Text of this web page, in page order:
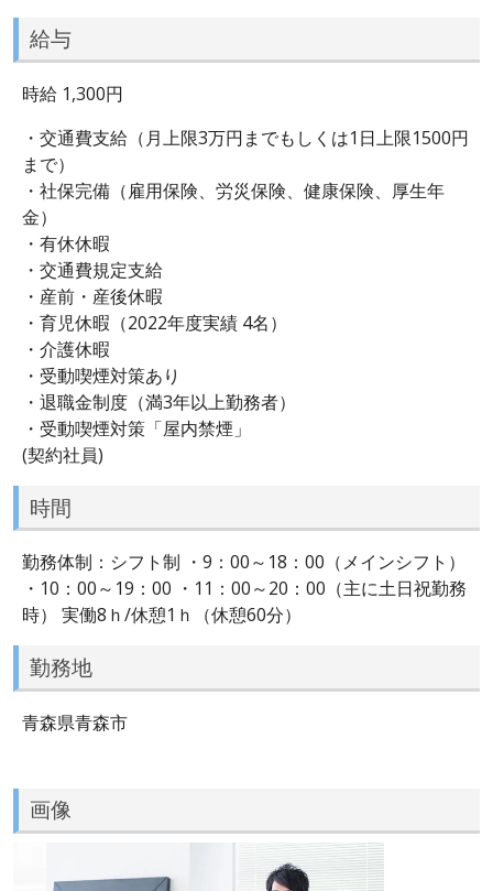
給与
時給 1,300円
・交通費支給（月上限3万円までもしくは1日上限1500円
まで）
・社保完備（雇用保険、労災保険、健康保険、厚生年
金）
・有休休暇
・交通費規定支給
・産前・産後休暇
・育児休暇（2022年度実績 4名）
・介護休暇
・受動喫煙対策あり
・退職金制度（満3年以上勤務者）
・受動喫煙対策「屋内禁煙」
(契約社員)
時間
勤務体制：シフト制 ・9：00～18：00（メインシフト）
・10：00～19：00 ・11：00～20：00（主に土日祝勤務
時） 実働8ｈ/休憩1ｈ（休憩60分）
勤務地
青森県青森市
画像